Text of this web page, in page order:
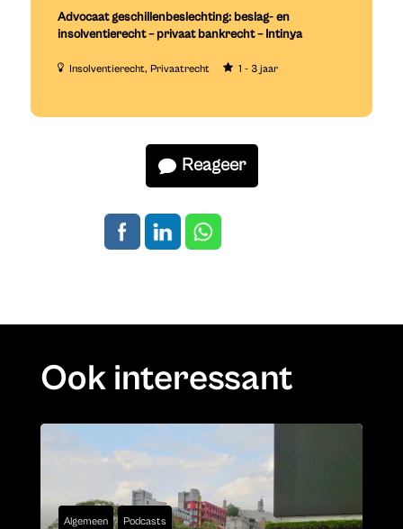
Advocaat geschillenbeslechting: beslag- en
insolventierecht – privaat bankrecht – Intinya
Insolventierecht Privaatrecht 1 - 3 jaar
Reageer
Ook interessant
Algemeen Podcasts